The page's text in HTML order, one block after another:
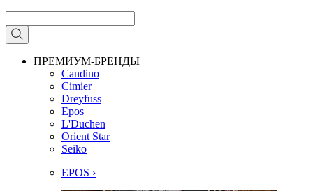
ПРЕМИУМ-БРЕНДЫ
Candino
Cimier
Dreyfuss
Epos
L'Duchen
Orient Star
Seiko
EPOS ›